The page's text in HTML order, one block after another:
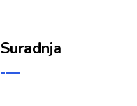
Suradnja